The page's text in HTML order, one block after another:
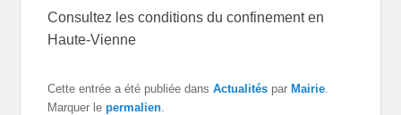
Consultez les conditions du confinement en
Haute-Vienne
Cette entrée a été publiée dansActualités parMairie
Marquer lepermalien